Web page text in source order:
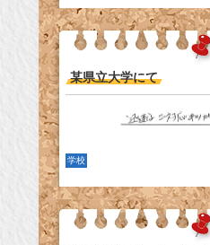
某県立大学にて
学校